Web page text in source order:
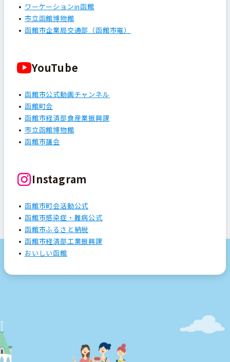
ワーケーションin函館
市立函館博物館
函館市企業局交通部（函館市電）
YouTube
函館市公式動画チャンネル
函館町会
函館市経済部食産業振興課
市立函館博物館
函館市議会
Instagram
函館市町会活動公式
函館市感染症・難病公式
函館市ふるさと納税
函館市経済部工業振興課
おいしい函館